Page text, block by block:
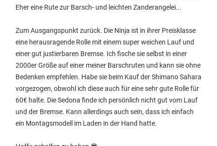
Eher eine Rute zur Barsch- und leichten Zanderangelei...
Zum Ausgangspunkt zurück. Die Ninja ist in ihrer Preisklasse
eine herausragende Rolle mit einem super weichen Lauf und
einer gut justierbaren Bremse. Ich fische sie selbst in einer
2000er Größe auf einer meiner Barschruten und kann sie ohne
Bedenken empfehlen. Habe sie beim Kauf der Shimano Sahara
vorgezogen, obwohl ich diese auch für eine sehr gute Rolle für
60€ halte. Die Sedona finde ich persönlich nicht gut vom Lauf
und der Bremse. Kann allerdings auch sein, dass ich einfach
ein Montagsmodell im Laden in der Hand hatte.